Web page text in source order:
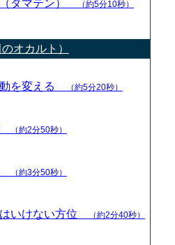
（ダマテン） （約5分10秒）
オカルト）
動を変える （約5分20秒）
（約2分50秒）
（約3分50秒）
いけない方位 （約2分40秒）